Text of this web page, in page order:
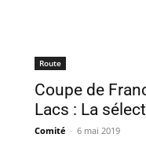
Route
Coupe de
Lacs : La
Comité - 6 mai 2019